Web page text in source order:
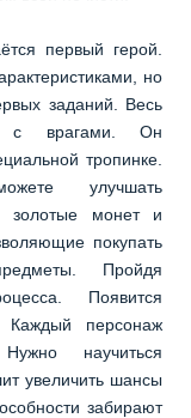
первый герой.
но
заданий. Весь
с врагами. Он
тропинке.
улучшать
золотые монет и
покупать
Пройдя
Появится
Каждый персонаж
научиться
увеличить шансы
забирают